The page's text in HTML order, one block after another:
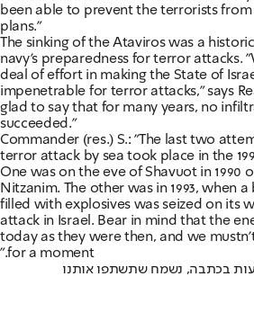
been able to prevent the terrorists
plans."
The sinking of the Ataviros was a
navy's preparedness for terror attacks.
deal of effort in making the State of
impenetrable for terror attacks," says
glad to say that for many years, no
succeeded."
Commander (res.) S.: "The last two
terror attack by sea took place in the
One was on the eve of Shavuot in 1990
Nitzanim. The other was in 1993, when
filled with explosives was seized on its
attack in Israel. Bear in mind that the
today as they were then, and we
for a moment."
בכתבה, נשמח שתשתפו אותנו